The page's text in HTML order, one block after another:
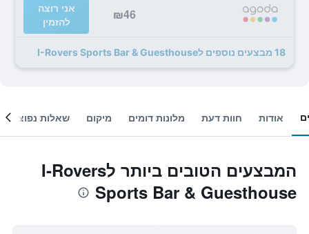
₪46
אני רוצה
להזמין
18 מבצעים נוספים לI-Rovers Sports Bar & Guesthouse
אודות חוות דעת מלונות דומים מיקום שאלות נפוצות
המבצעים הטובים ביותר לI-Rovers
Sports Bar & Guesthouse